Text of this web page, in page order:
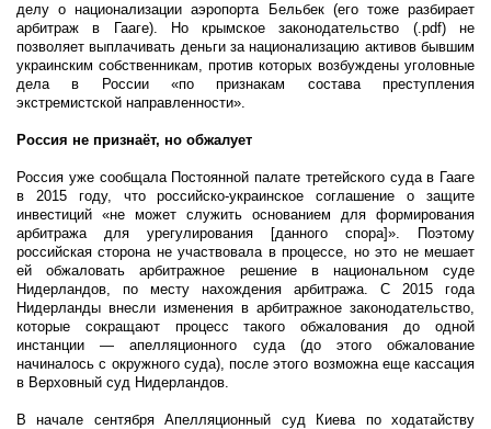
делу о национализации аэропорта Бельбек (его тоже разбирает
арбитраж в Гааге). Но крымское законодательство (.pdf) не
позволяет выплачивать деньги за национализацию активов бывшим
украинским собственникам, против которых возбуждены уголовные
дела в России «по признакам состава преступления
экстремистской направленности».
Россия не признаёт, но обжалует
Россия уже сообщала Постоянной палате третейского суда в Гааге
в 2015 году, что российско-украинское соглашение о защите
инвестиций «не может служить основанием для формирования
арбитража для урегулирования [данного спора]». Поэтому
российская сторона не участвовала в процессе, но это не мешает
ей обжаловать арбитражное решение в национальном суде
Нидерландов, по месту нахождения арбитража. С 2015 года
Нидерланды внесли изменения в арбитражное законодательство,
которые сокращают процесс такого обжалования до одной
инстанции — апелляционного суда (до этого обжалование
начиналось с окружного суда), после этого возможна еще кассация
в Верховный суд Нидерландов.
В начале сентября Апелляционный суд Киева по ходатайству